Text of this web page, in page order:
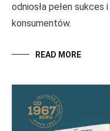
odniosła pełen sukces
konsumentów.
READ MORE